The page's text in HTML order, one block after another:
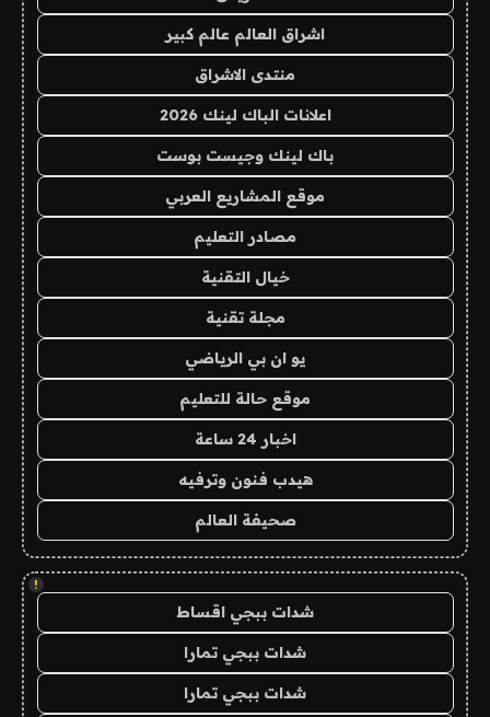
اشراق العالم عالم كبير
منتدى الاشراق
اعلانات الباك لينك 2026
باك لينك وجيست بوست
موقع المشاريع العربي
مصادر التعليم
خيال التقنية
مجلة تقنية
يو ان بي الرياضي
موقع حالة للتعليم
اخبار 24 ساعة
هيدب فنون وترفيه
صحيفة العالم
!
شدات ببجي اقساط
شدات ببجي تمارا
شدات ببجي تمارا